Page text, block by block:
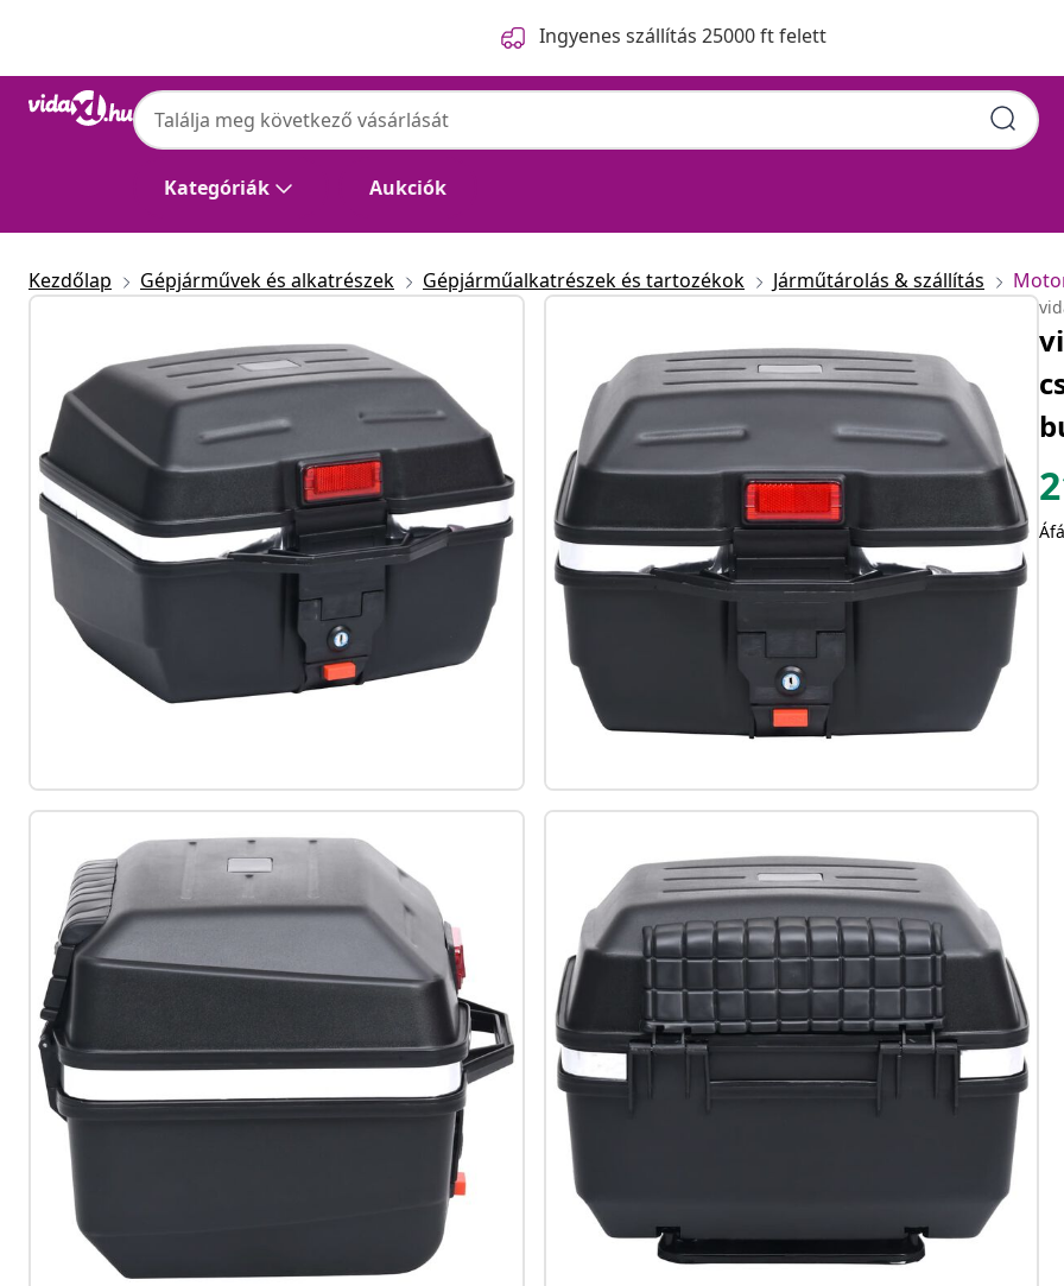
Ingyenes szállítás 25000 ft felett
Kategóriák Aukciók
Kezdőlap Gépjárművek és alkatrészek Gépjárműalkatrészek és tartozékok Járműtárolás & szállítás